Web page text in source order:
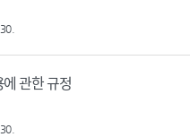
관한 규정